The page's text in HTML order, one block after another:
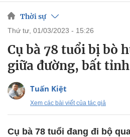
Thời sự
thứ tư, 01/03/2023 - 15:26
Cụ bà 78 tuổi bị bò
giữa đường, bất
Tuấn Kiệt
Xem các bài viết của tác giả
Cụ bà 78 tuổi đang đi bộ